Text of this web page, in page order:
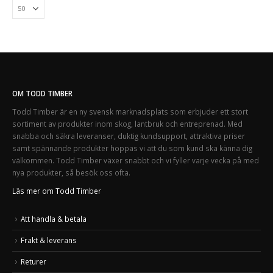
OM TODD TIMBER
Todd Timber är en ny svensk marknadsplats som erbjuder ett stort
sortiment av produkter inom skog, lantbruk och entreprenad. Med
snabba och säkra leveranser, duktig kundsupport, attraktiva priser
samt spännande produkter hoppas vi att du som kund ska känna dig
välkommen. Todd Timber växer snabbt och vi fyller varje vecka på med
nya produkter, så besök oss ofta.
Läs mer om Todd Timber
Att handla & betala
Frakt & leverans
Returer